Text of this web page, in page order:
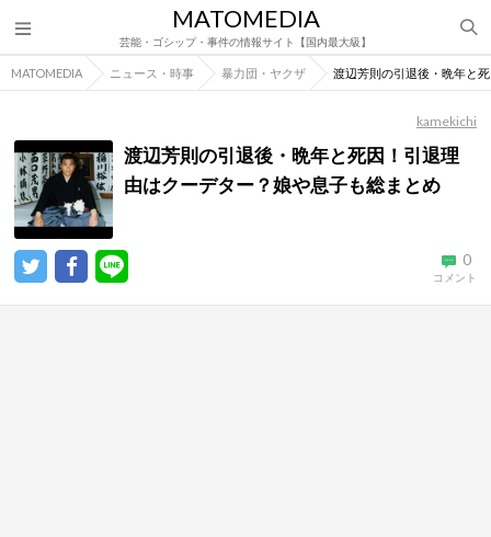
MATOMEDIA
芸能・ゴシップ・事件の情報サイト【国内最大級】
MATOMEDIA ニュース・時事 暴力団・ヤクザ 渡辺芳則の引退後・晩年と
kamekichi
渡辺芳則の引退後・晩年と死因！引退理
由はクーデター？娘や息子も総まとめ
0
コメント